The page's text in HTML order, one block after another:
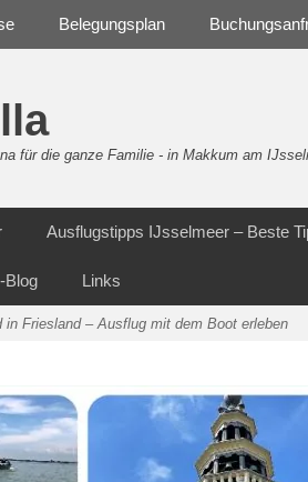
Belegungsplan
für die ganze Familie - in Makkum am
Ausflugstipps IJsselmeer – Beste
Blog Links
in Friesland – Ausflug mit dem Boot erleben